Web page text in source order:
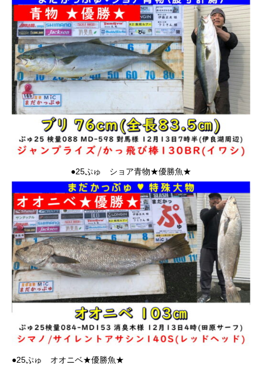
●25ぷゅ ショア青物★優勝魚★
●25ぷゅ オオニベ★優勝魚★